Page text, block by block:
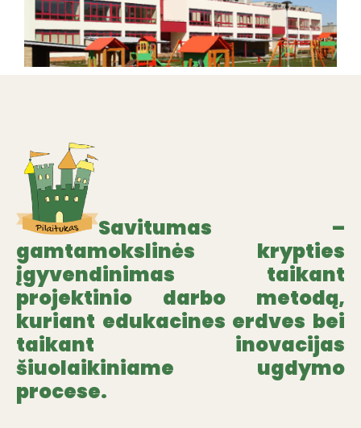
Savitumas –
gamtamokslinės krypties
įgyvendinimas taikant
projektinio darbo metodą,
kuriant edukacines erdves bei
taikant inovacijas
šiuolaikiniame ugdymo
procese.